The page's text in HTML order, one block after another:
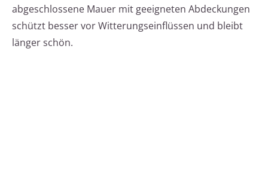
abgeschlossene Mauer mit geeigneten Abdeckungen
schützt besser vor Witterungseinflüssen und bleibt
länger schön.